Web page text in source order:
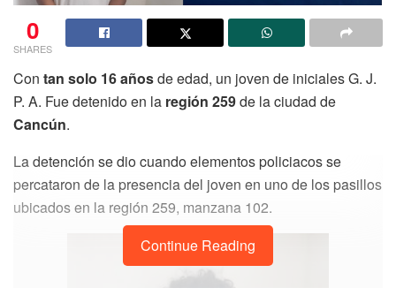
0
SHARES
Con tan solo 16 añosde edad, un joven de iniciales G. J.
P. A. Fue detenido en la región 259de la ciudad de
Cancún.
La detención se dio cuando elementos policiacos se
percataron de la presencia del joven en uno de los pasillos
ubicados en la región 259, manzana 102.
Continue Reading